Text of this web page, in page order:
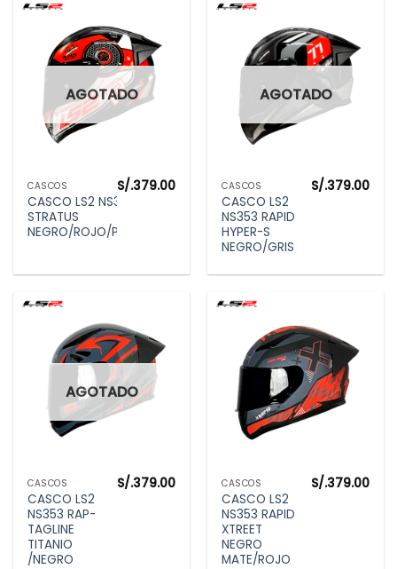
AGOTADO
CASCOS
CASCO LS2 NS353
STRATUS
NEGRO/ROJO/PLATA
S/.379.00
AGOTADO
CASCOS
CASCO LS2
NS353 RAPID
HYPER-S
NEGRO/GRIS
S/.379.00
AGOTADO
CASCOS
CASCO LS2
NS353 RAP-
TAGLINE
TITANIO
/NEGRO
S/.379.00 CASCOS
CASCO LS2
NS353 RAPID
XTREET
NEGRO
MATE/ROJO
S/.379.00